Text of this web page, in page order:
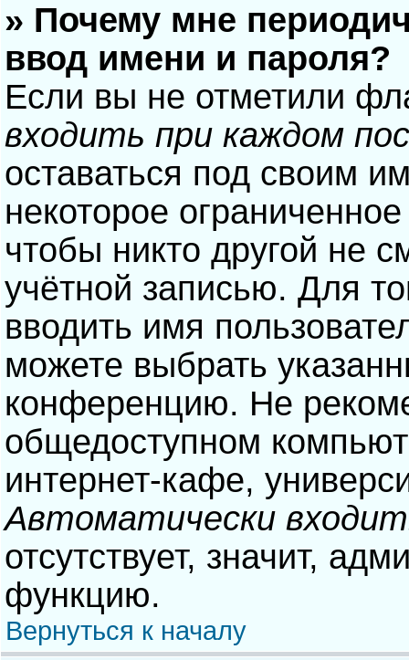
» Почему мне
ввод имени и пароля?
Если вы не отметили
входить при каждом
оставаться под своим
некоторое
чтобы никто другой не
учётной записью. Для
вводить имя
можете выбрать
конференцию. Не
общедоступном
интернет-кафе,
Автоматически
отсутствует, значит,
функцию.
Вернуться к началу